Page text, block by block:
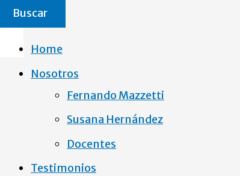
Home
Nosotros
Fernando Mazzetti
Susana Hernández
Docentes
Testimonios